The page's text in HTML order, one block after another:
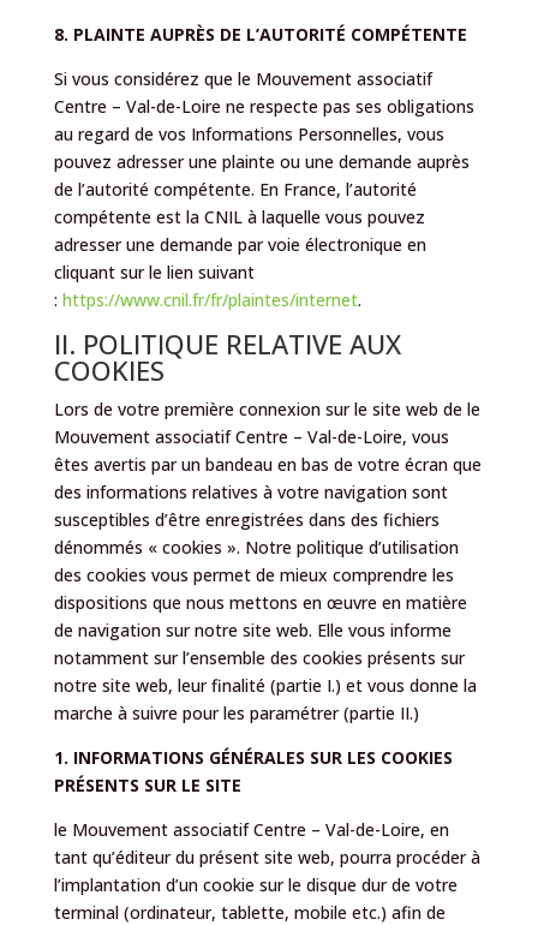
8. PLAINTE AUPRÈS DE L’AUTORITÉ COMPÉTENTE
Si vous considérez que le Mouvement associatif
Centre – Val-de-Loire ne respecte pas ses obligations
au regard de vos Informations Personnelles, vous
pouvez adresser une plainte ou une demande auprès
de l’autorité compétente. En France, l’autorité
compétente est la CNIL à laquelle vous pouvez
adresser une demande par voie électronique en
cliquant sur le lien suivant
: https://www.cnil.fr/fr/plaintes/internet.
II. POLITIQUE RELATIVE AUX
COOKIES
Lors de votre première connexion sur le site web de le
Mouvement associatif Centre – Val-de-Loire, vous
êtes avertis par un bandeau en bas de votre écran que
des informations relatives à votre navigation sont
susceptibles d’être enregistrées dans des fichiers
dénommés « cookies ». Notre politique d’utilisation
des cookies vous permet de mieux comprendre les
dispositions que nous mettons en œuvre en matière
de navigation sur notre site web. Elle vous informe
notamment sur l’ensemble des cookies présents sur
notre site web, leur finalité (partie I.) et vous donne la
marche à suivre pour les paramétrer (partie II.)
1. INFORMATIONS GÉNÉRALES SUR LES COOKIES
PRÉSENTS SUR LE SITE
le Mouvement associatif Centre – Val-de-Loire, en
tant qu’éditeur du présent site web, pourra procéder à
l’implantation d’un cookie sur le disque dur de votre
terminal (ordinateur, tablette, mobile etc.) afin de